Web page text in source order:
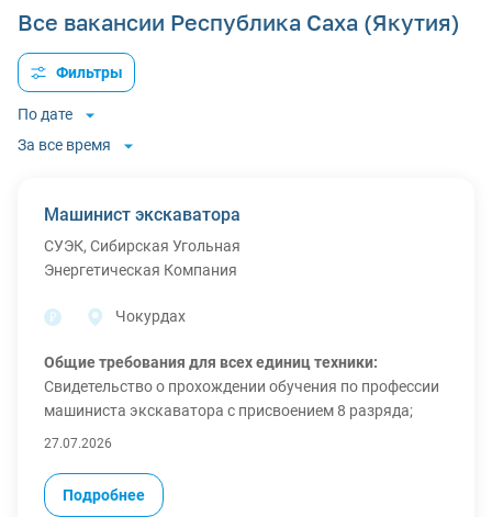
Все вакансии Республика Саха (Якутия)
Фильтры
По дате
За все время
Машинист экскаватора
СУЭК, Сибирская Угольная
Энергетическая Компания
Чокурдах
Общие требования для всех единиц техники:
Свидетельство о прохождении обучения по профессии
машиниста экскаватора с присвоением 8 разряда;
Удостоверение тракториста-машиниста с категорией
Наличие действующей 3 или 4 группы допуска по
электробезопасности (кроме KOMATSU PC-2000 — для
Подробнее
27.07.2026